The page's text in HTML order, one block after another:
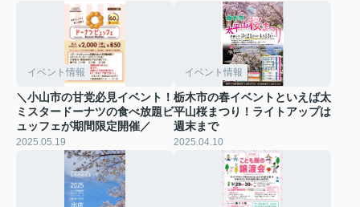
イベント情報
＼小山市の甘党必見イベント！
ミスタードーナツの食べ放題ビ
ュッフェが期間限定開催／
2025.05.19
イベント情報
栃木市の春イベントといえば太
平山桜まつり！ライトアップは
週末まで
2025.04.10